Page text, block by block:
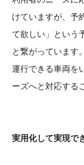
けていますが、予
て欲しい」という
と繋がっています。
運行できる車両を
ーズへと対応する
実用化して実現で